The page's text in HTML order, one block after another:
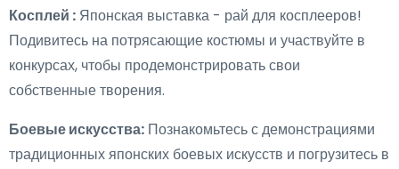
Косплей : Японская выставка - рай для косплееров!
Подивитесь на потрясающие костюмы и участвуйте в
конкурсах, чтобы продемонстрировать свои
собственные творения.
Боевые искусства: Познакомьтесь с демонстрациями
традиционных японских боевых искусств и погрузитесь в